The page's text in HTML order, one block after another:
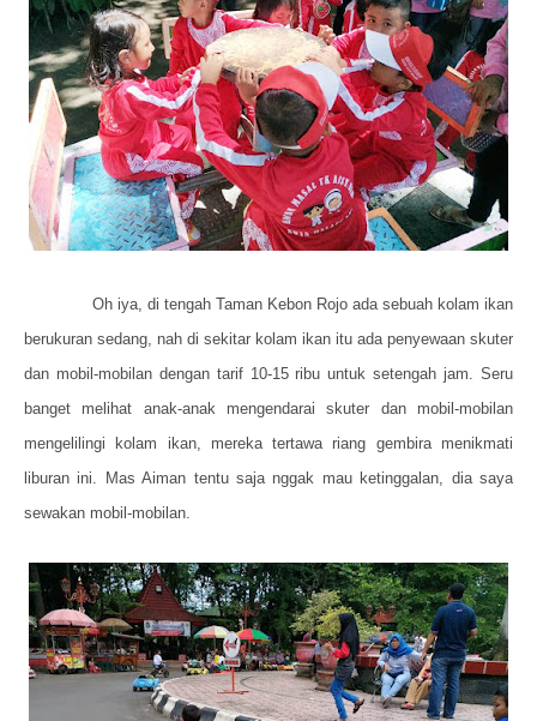
Oh iya, di tengah Taman Kebon Rojo ada sebuah kolam ikan
berukuran sedang, nah di sekitar kolam ikan itu ada penyewaan skuter
dan mobil-mobilan dengan tarif 10-15 ribu untuk setengah jam. Seru
banget melihat anak-anak mengendarai skuter dan mobil-mobilan
mengelilingi kolam ikan, mereka tertawa riang gembira menikmati
liburan ini. Mas Aiman tentu saja nggak mau ketinggalan, dia saya
sewakan mobil-mobilan.